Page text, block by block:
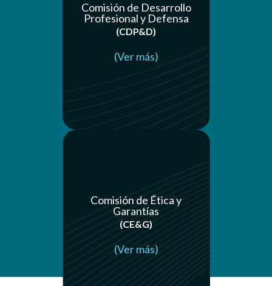
Comisión de Desarrollo
Profesional y Defensa
(CDP&D)
(Ver más)
Comisión de Ética y
Garantías
(CE&G)
(Ver más)